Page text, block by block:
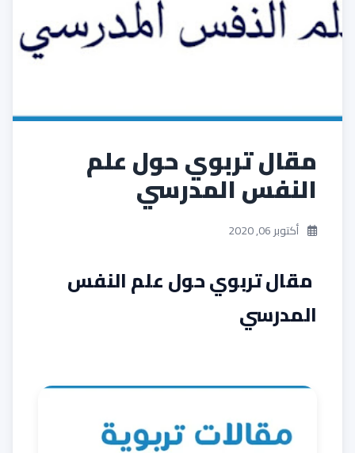
مقال تربوي حول علم
النفس المدرسي
أكتوبر 06, 2020
مقال تربوي حول علم النفس
المدرسي